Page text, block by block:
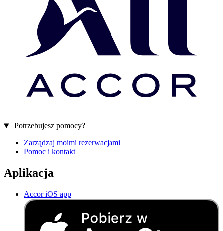
Potrzebujesz pomocy?
Zarządzaj moimi rezerwacjami
Pomoc i kontakt
Aplikacja
Accor iOS app